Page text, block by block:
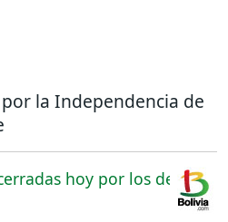
la Independencia de